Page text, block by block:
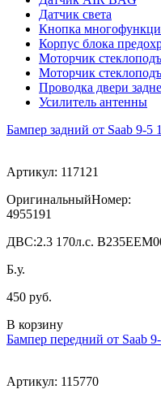
Датчик света
Кнопка
Корпус блока
Моторчик
Моторчик
Проводка двери
Усилитель антенны
Бампер задний от Saab 9-5
Артикул: 117121
ОригинальныйНомер:
4955191
ДВС:2.3 170л.с.
Б.у.
450 руб.
В корзину
Бампер передний от Saab
Артикул: 115770